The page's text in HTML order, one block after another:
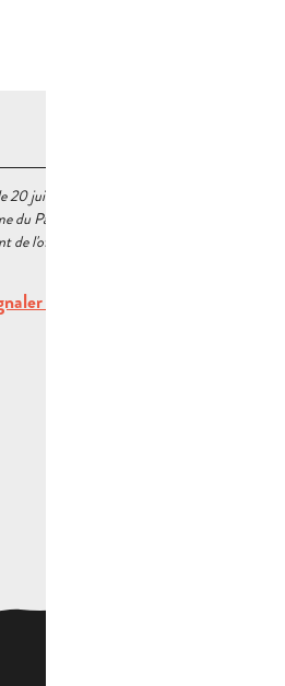
20 juillet 2026 à 11:44
Pays d’Aubagne et de l’Étoile
de l'offre :
une erreur